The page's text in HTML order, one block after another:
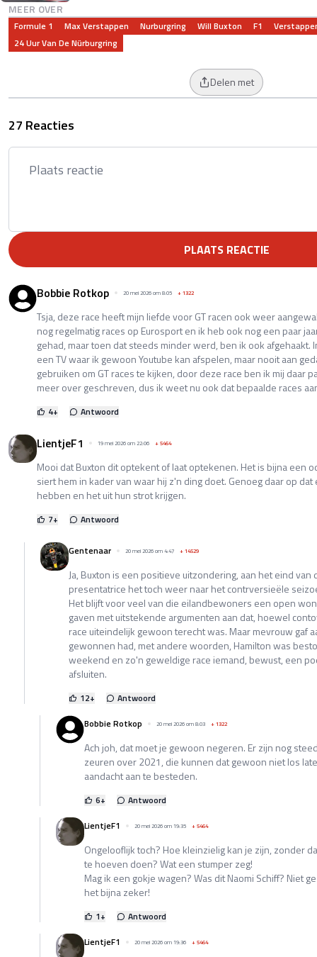
MEER OVER
Formule 1 Max Verstappen Nurburgring Will Buxton F1
24 Uur Van De Nürburgring
Delen met
27 Reacties
PLAATS REACTIE
Bobbie Rotkop 20 mei 2026 om 8:05 +1322
Tsja, deze race heeft mijn liefde voor GT racen ook weer
nog regelmatig races op Eurosport en ik heb ook nog een paar
gehad, maar toen dat steeds minder werd, ben ik ook afgehaakt.
een TV waar ik gewoon Youtube kan afspelen, maar nooit aan
gebruiken om GT races te kijken, door deze race ben ik mij daar
meer over geschreven, dus ik weet nu ook dat bepaalde races
4+ Antwoord
LientjeF1 19 mei 2026 om 22:06 +5464
Mooi dat Buxton dit optekent of laat optekenen. Het is bijna een
siert hem in kader van waar hij z'n ding doet. Genoeg daar op
hebben en het uit hun strot krijgen.
7+ Antwoord
Gentenaar 20 mei 2026 om 4:47 +14529
Ja, Buxton is een positieve uitzondering, aan het eind van
presentatrice het toch weer naar het contrversieële
Het blijft voor veel van die eilandbewoners een open
gaven met uitstekende argumenten aan dat, hoewel
race uiteindelijk gewoon terecht was. Maar mevrouw gaf
gewonnen had, met andere woorden, Hamilton was
weekend en zo'n geweldige race iemand, bewust, een
afsluiten.
12+
Antwoord
Bobbie Rotkop
20 mei 2026 om 8:03 +1322
Ach joh, dat moet je gewoon negeren. Er zijn nog
zeuren over 2021, die kunnen dat gewoon niet los
aandacht aan te besteden.
6+
Antwoord
LientjeF1
20 mei 2026 om 19:35 +5464
Ongelooflijk toch? Hoe kleinzielig kan je zijn, zonder
te hoeven doen? Wat een stumper zeg!
Mag ik een gokje wagen? Was dit Naomi Schiff? Niet
het bijna zeker!
1+
Antwoord
LientjeF1
20 mei 2026 om 19:36 +5464